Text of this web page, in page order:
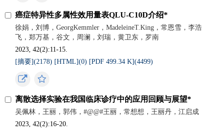
癌症特异性多属性效用量表QLU-C10D介绍*
徐娟，刘博，GeorgKemmler，MadeleineT.King，常恩雪，李浩
飞，郑万基，谷文，周澜，刘瑞，黄卫东，罗南
2023, 42(2):11-15.
[摘要](2178) [HTML](0) [PDF 499.34 K](4499)
离散选择实验在我国临床诊疗中的应用回顾与展望*
吴佩林，王丽，郭伟，#@@#王丽，常想想，王丽丹，江启成
2023, 42(2):16-20.